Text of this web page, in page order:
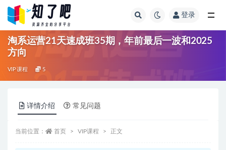
登录
淘系运营21天速成班35期，年前最后一波和2025
方向
VIP课程 5
详情介绍 常见问题
当前位置： 首页 VIP课程 正文
全部